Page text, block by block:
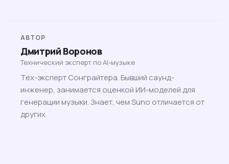
АВТОР
Дмитрий Воронов
Технический эксперт по AI-музыке
Тех-эксперт Сонграйтера. Бывший саунд-
инженер, занимается оценкой ИИ-моделей для
генерации музыки. Знает, чем Suno отличается от
других.